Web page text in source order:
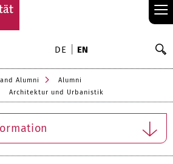
≡
DE EN
Alumni
Alumni
Architektur und Urbanistik